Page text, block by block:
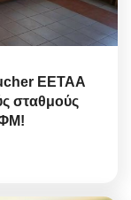
ΕΕΤΑΑ
σταθμούς